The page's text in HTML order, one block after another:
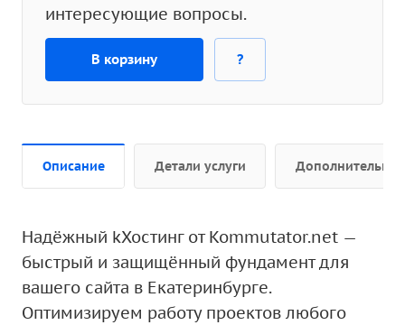
интересующие вопросы.
В корзину ?
Описание Детали услуги Дополнительно
Надёжный kХостинг от Kommutator.net —
быстрый и защищённый фундамент для
вашего сайта в Екатеринбурге.
Оптимизируем работу проектов любого